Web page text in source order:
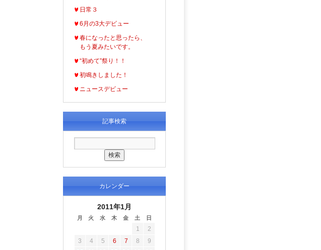
日常３
6月の3大デビュー
春になったと思ったら、
もう夏みたいです。
“初めて”祭り！！
初鳴きしました！
ニュースデビュー
記事検索
カレンダー
2011年1月
月 火 水 木 金 土 日
1
2
3
4 5 6 7 8
9